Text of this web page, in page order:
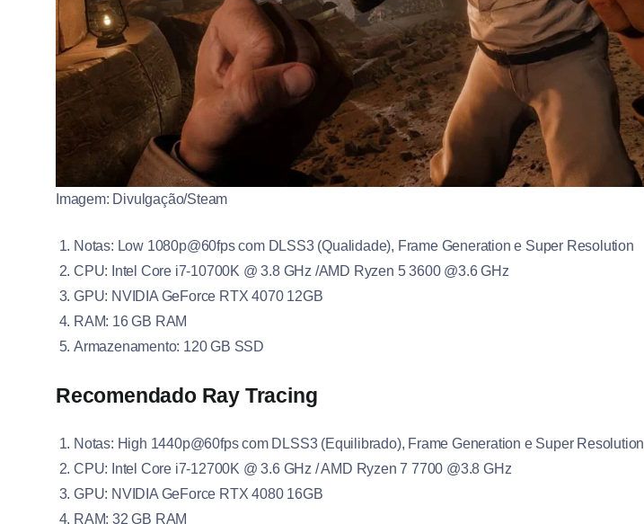
Imagem: Divulgação/Steam
Notas: Low 1080p@60fps com DLSS3 (Qualidade), Frame Generation e Super Resolution
CPU: Intel Core i7-10700K @ 3.8 GHz /AMD Ryzen 5 3600 @3.6 GHz
GPU: NVIDIA GeForce RTX 4070 12GB
RAM: 16 GB RAM
Armazenamento: 120 GB SSD
Recomendado Ray Tracing
Notas: High 1440p@60fps com DLSS3 (Equilibrado), Frame Generation e Super Resolution
CPU: Intel Core i7-12700K @ 3.6 GHz / AMD Ryzen 7 7700 @3.8 GHz
GPU: NVIDIA GeForce RTX 4080 16GB
RAM: 32 GB RAM